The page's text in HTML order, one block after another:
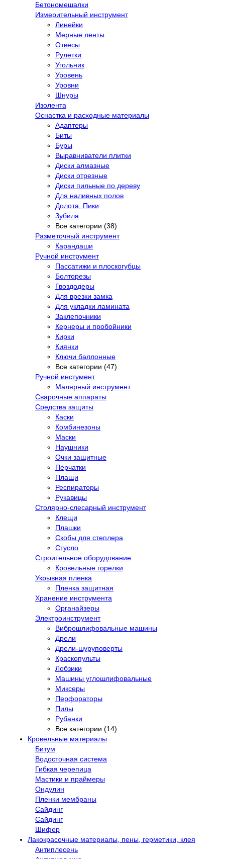
Бетономешалки
Измерительный инструмент
Линейки
Мерные ленты
Отвесы
Рулетки
Угольник
Уровень
Уровни
Шнуры
Изолента
Оснастка и расходные материалы
Адаптеры
Биты
Буры
Выравниватели плитки
Диски алмазные
Диски отрезные
Диски пильные по дереву
Для наливных полов
Долота, Пики
Зубила
Все категории (38)
Разметочный инструмент
Карандаши
Ручной инструмент
Пассатижи и плоскогубцы
Болторезы
Гвоздодеры
Для врезки замка
Для укладки ламината
Заклепочники
Кернеры и пробойники
Кирки
Киянки
Ключи баллонные
Все категории (47)
Ручной инстумент
Малярный инструмент
Сварочные аппараты
Средства защиты
Каски
Комбинезоны
Маски
Наушники
Очки защитные
Перчатки
Плащи
Респираторы
Рукавицы
Столярно-слесарный инструмент
Клещи
Плашки
Скобы для степлера
Стусло
Строительное оборудование
Кровельные горелки
Укрывная пленка
Пленка защитная
Хранение инструмента
Органайзеры
Электроинструмент
Виброшлифовальные машины
Дрели
Дрели-шуруповерты
Краскопульты
Лобзики
Машины углошлифовальные
Миксеры
Перфораторы
Пилы
Рубанки
Все категории (14)
Кровельные материалы
Битум
Водосточная система
Гибкая черепица
Мастики и праймеры
Ондулин
Пленки мембраны
Сайдинг
Сайдинг
Шифер
Лакокрасочные материалы, пены, герметики, клея
Антиплесень